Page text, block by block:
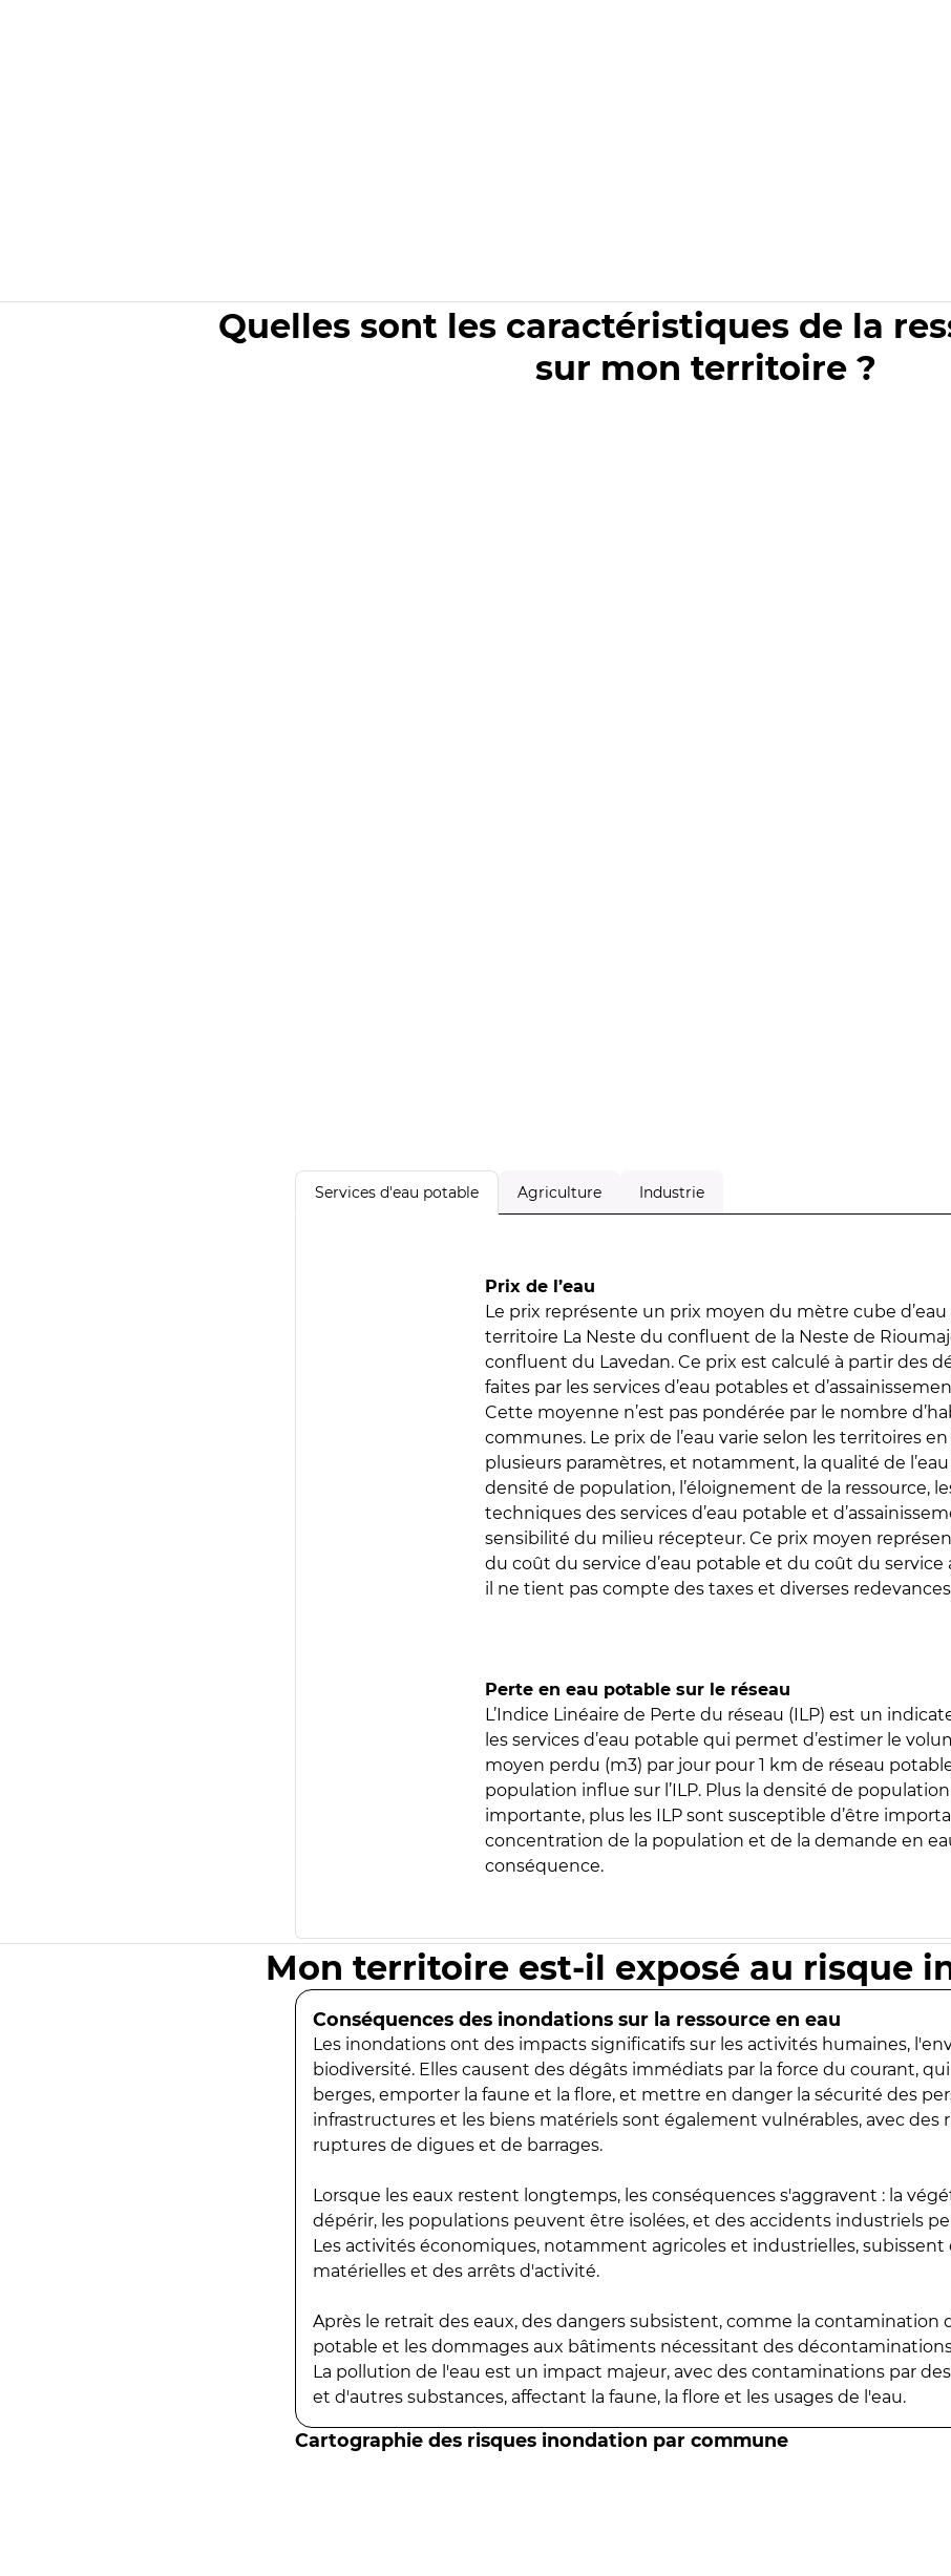
Quelles sont les caractéristiques de la
sur mon territoire ?
Services d'eau potable Agriculture Industrie
Prix de l’eau
Le prix représente un prix moyen du mètre cube
territoire La Neste du confluent de la Neste de
confluent du Lavedan. Ce prix est calculé à partir des
faites par les services d’eau potables et
Cette moyenne n’est pas pondérée par le nombre
communes. Le prix de l’eau varie selon les territoires
plusieurs paramètres, et notamment, la qualité de
densité de population, l’éloignement de la ressource,
techniques des services d’eau potable et
sensibilité du milieu récepteur. Ce prix moyen
du coût du service d’eau potable et du coût du service
il ne tient pas compte des taxes et diverses
Perte en eau potable sur le réseau
L’Indice Linéaire de Perte du réseau (ILP) est un
les services d’eau potable qui permet d’estimer le
moyen perdu (m3) par jour pour 1 km de réseau
population influe sur l’ILP. Plus la densité de
importante, plus les ILP sont susceptible d’être
concentration de la population et de la demande en
conséquence.
Mon territoire est-il exposé au risque
Conséquences des inondations sur la ressource en eau
Les inondations ont des impacts significatifs sur les activités humaines,
biodiversité. Elles causent des dégâts immédiats par la force du courant,
berges, emporter la faune et la flore, et mettre en danger la sécurité des
infrastructures et les biens matériels sont également vulnérables, avec des
ruptures de digues et de barrages.
Lorsque les eaux restent longtemps, les conséquences s'aggravent : la
dépérir, les populations peuvent être isolées, et des accidents industriels
Les activités économiques, notamment agricoles et industrielles, subissent
matérielles et des arrêts d'activité.
Après le retrait des eaux, des dangers subsistent, comme la contamination
potable et les dommages aux bâtiments nécessitant des
La pollution de l'eau est un impact majeur, avec des contaminations par
et d'autres substances, affectant la faune, la flore et les usages de l'eau.
Cartographie des risques inondation par commune